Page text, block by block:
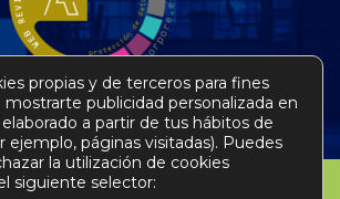
propias y de terceros para fines
mostrarte publicidad personalizada en
a partir de tus hábitos de
ejemplo, páginas visitadas). Puedes
la utilización de cookies
siguiente selector: